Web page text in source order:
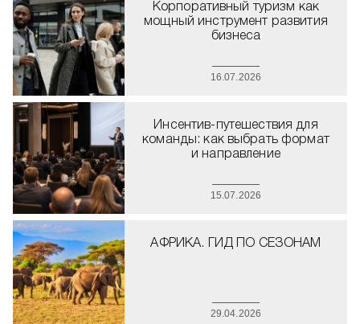
Корпоративный туризм как
мощный инструмент развития
бизнеса
16.07.2026
Инсентив-путешествия для
команды: как выбрать формат
и направление
15.07.2026
АФРИКА. ГИД ПО СЕЗОНАМ
29.04.2026